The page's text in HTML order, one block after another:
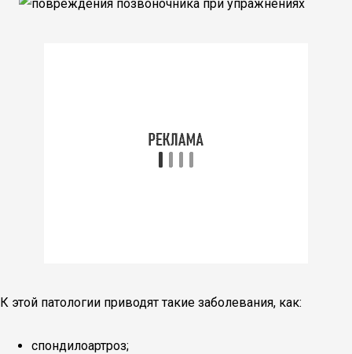
К этой патологии приводят такие заболевания, как:
спондилоартроз;